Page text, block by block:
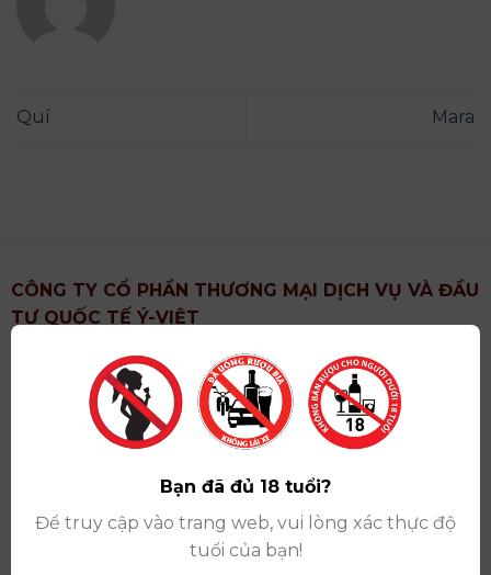
Quí Mara
CÔNG TY CỔ PHẦN THƯƠNG MẠI DỊCH VỤ VÀ ĐẦU
TƯ QUỐC TẾ Ý-VIỆT
: Khu 6, Xã Hoài Đức, Thành Phố Hà Nội
Showroom: Số 09 Phố Liễu Giai, Phường Ngọc Hà,
Thành Phố Hà Nội
Giấy ĐKKD số: 0102751615 do Sở Tài Chính Thành
Phố Hà Nội cấp lần đầu ngày 07/05/2008,đăng ký
thay đổi lần thứ 17 ngày 06/08/2025
Giấy phép Phân Phối Rượu số : 529/GP-BCT do Bộ
Công Thương cấp ngày 14/11/2022
Bạn đã đủ 18 tuổi?
Để truy cập vào trang web, vui lòng xác thực độ
tuổi của bạn!